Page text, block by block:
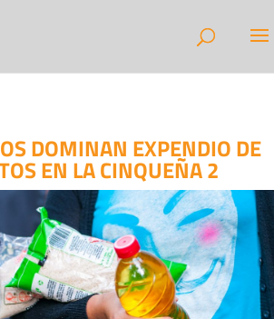
DOMINAN EXPENDIO DE
EN LA CINQUEÑA 2